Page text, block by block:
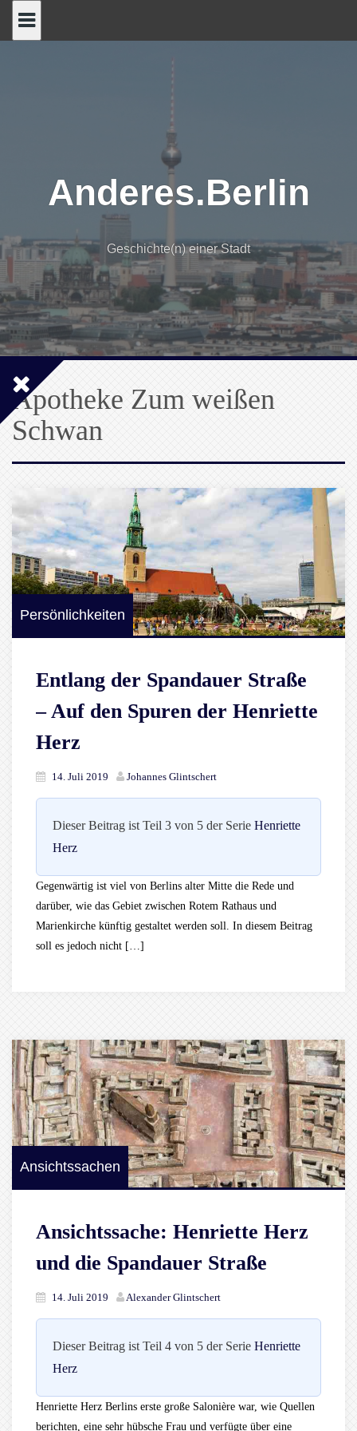
Anderes.Berlin
Geschichte(n) einer Stadt
Apotheke Zum weißen
Schwan
Persönlichkeiten
Entlang der Spandauer Straße
– Auf den Spuren der Henriette
Herz
14. Juli 2019 Johannes Glintschert
Dieser Beitrag ist Teil 3 von 5 der Serie Henriette
Herz
Gegenwärtig ist viel von Berlins alter Mitte die Rede und
darüber, wie das Gebiet zwischen Rotem Rathaus und
Marienkirche künftig gestaltet werden soll. In diesem Beitrag
soll es jedoch nicht […]
Ansichtssachen
Ansichtssache: Henriette Herz
und die Spandauer Straße
14. Juli 2019 Alexander Glintschert
Dieser Beitrag ist Teil 4 von 5 der Serie Henriette
Herz
Henriette Herz Berlins erste große Salonière war, wie Quellen
berichten, eine sehr hübsche Frau und verfügte über eine